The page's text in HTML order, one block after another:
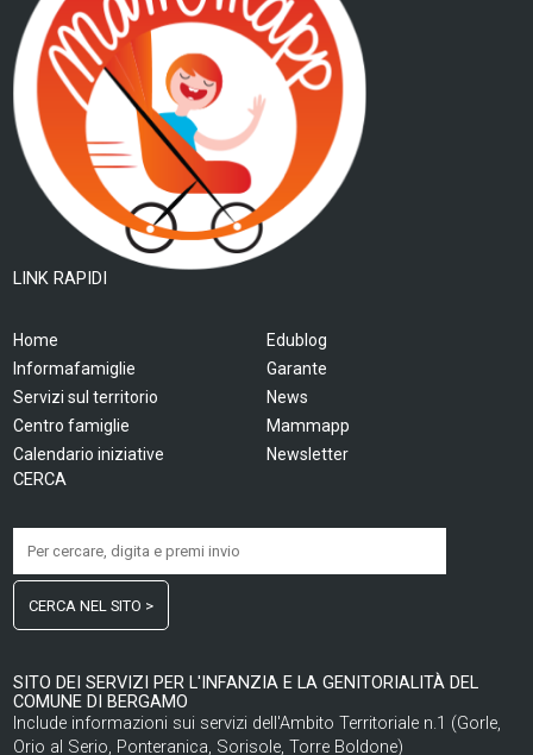
LINK RAPIDI
Home
Informafamiglie
Servizi sul territorio
Centro famiglie
Calendario iniziative
Edublog
Garante
News
Mammapp
Newsletter
CERCA
CERCA NEL SITO >
SITO DEI SERVIZI PER L'INFANZIA E LA GENITORIALITÀ DEL
COMUNE DI BERGAMO
Include informazioni sui servizi dell'Ambito Territoriale n.1 (Gorle,
Orio al Serio, Ponteranica, Sorisole, Torre Boldone)